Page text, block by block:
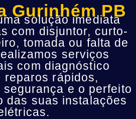
Gurinhém PB
solução imediata
com disjuntor, curto-
tomada ou falta de
serviços
com diagnóstico
reparos rápidos,
e o perfeito
das suas instalações